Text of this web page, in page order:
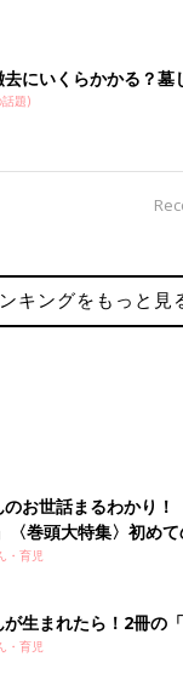
「n.maru12」
ているのは、ブルー
す。綿100％の裏毛
がうれしいポイント
チラ見せしたコーデ
をチラ見せするコー
も合わせやすく着ま
去にいくらかかる？墓
話題)
キングをもっと見
お世話まるわかり！
〈巻頭大特集〉初め
ぱい・ミルクの基本と
・育児
生まれたら！2冊の
・育児